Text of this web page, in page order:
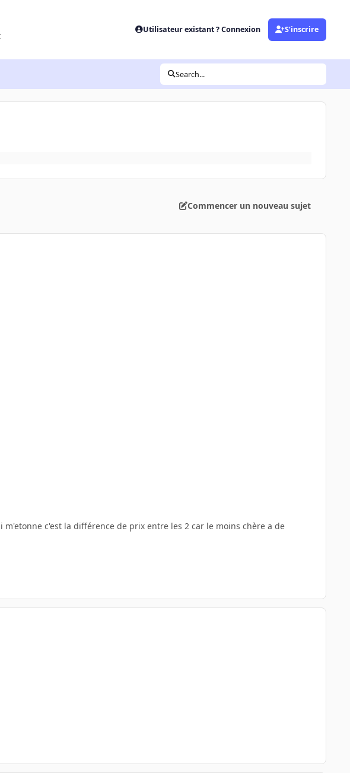
Utilisateur existant ? Connexion S’inscrire
Search...
Commencer un nouveau sujet
c'est la différence de prix entre les 2 car le moins chère a de